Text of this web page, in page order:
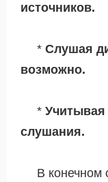
источников.
* Слушая
возможно.
*
слушания.
В конечном